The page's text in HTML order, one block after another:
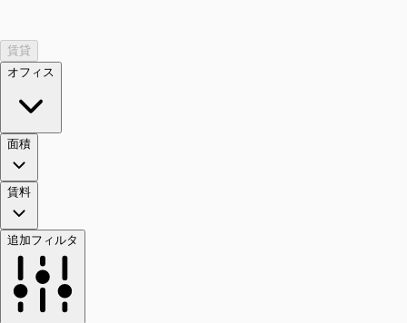
賃貸
オフィス
面積
賃料
追加フィルタ